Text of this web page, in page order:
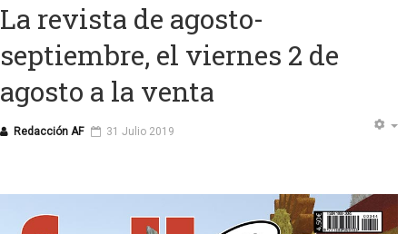
La revista de agosto-
septiembre, el viernes 2 de
agosto a la venta
Redacción AF 31 Julio 2019